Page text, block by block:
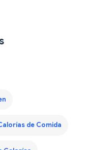
de Comida